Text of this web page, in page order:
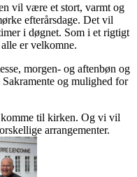
vil være et stort, varmt og
efterårsdage. Det vil
i døgnet. Som i et rigtigt
er velkomne.
morgen- og aftenbøn og
og mulighed for
til kirken. Og vi vil
arrangementer.